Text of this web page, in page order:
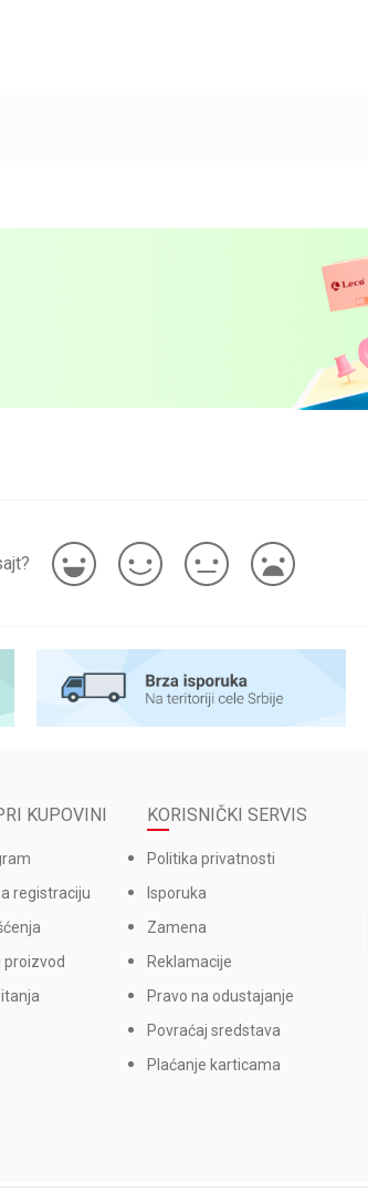
KUPOVINI
registraciju
proizvod
KORISNIČKI SERVIS
Politika privatnosti
Isporuka
Zamena
Reklamacije
Pravo na odustajanje
Povraćaj sredstava
Plaćanje karticama